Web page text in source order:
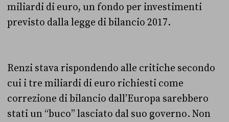
miliardi di euro, un fondo per investimenti
previsto dalla legge di bilancio 2017.
Renzi stava rispondendo alle critiche secondo
cui i tre miliardi di euro richiesti come
correzione di bilancio dall’Europa sarebbero
stati un “buco” lasciato dal suo governo. Non